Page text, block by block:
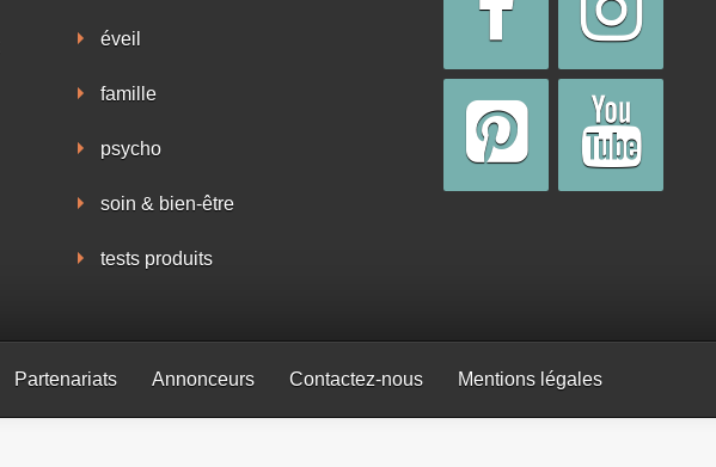
éveil
famille
psycho
soin & bien-être
tests produits
Partenariats Annonceurs Contactez-nous Mentions légales